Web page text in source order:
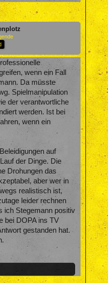
wenn ein Fall
Da müsste
Spielmanipulation
der verantwortliche
werden. Ist bei
wenn ein
auf
der Dinge. Die
Drohungen das
aber wer in
realistisch ist,
leider rechnen
ich Stegemann positiv
bei DOPA ins TV
gestanden hat.